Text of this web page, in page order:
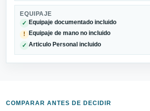
EQUIPAJE
✓ Equipaje documentado incluido
! Equipaje de mano no incluido
✓ Articulo Personal incluido
COMPARAR ANTES DE DECIDIR